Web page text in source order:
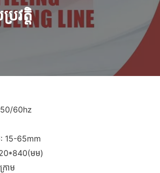
វត្តិ
60hz
ប់: 15-65mm
មម)
ាម